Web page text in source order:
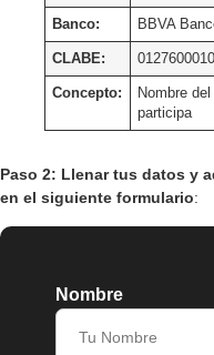
Banco: BBVA
CLABE:
Concepto:
Nombre
participa
Paso 2: Llenar tus datos y
en el siguiente formulario:
Nombre